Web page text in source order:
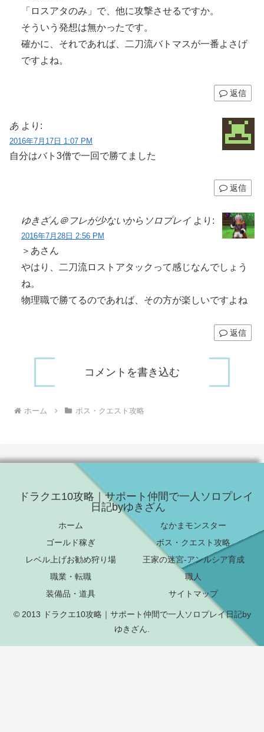
「ロスアタのみ」で、他に攻撃させるですか。
そういう発想は無かったです。
確かに、それであれば、二刀流バトマスが一番よさげ
ですよね。
返信
あ より:
2016年7月17日 1:07 PM
自分はバト3僧で一回で勝てました
返信
ゆきざん＠フレが少ないからソロプレイ より:
2016年7月28日 2:56 PM
＞あさん
やはり、二刀流ロストアタックって感じなんでしょう
ね。
物理職で勝てるのであれば、その方が楽しいですよね
返信
コメントを書き込む
ホーム ボス・クエスト攻略
ドラクエ10攻略｜サポート仲間で一人ソロプレイ
日記byゆきざん
ホーム
なかまモンスター
ゴールド稼ぎ
ボス・クエスト攻略
レベル上げお勧め狩り場
王家の迷宮-アンルシア育成
職業・転職
職人
装備品・道具
サイトマップ
© 2013 ドラクエ10攻略｜サポート仲間で一人ソロプレイ日記by
ゆきざん.